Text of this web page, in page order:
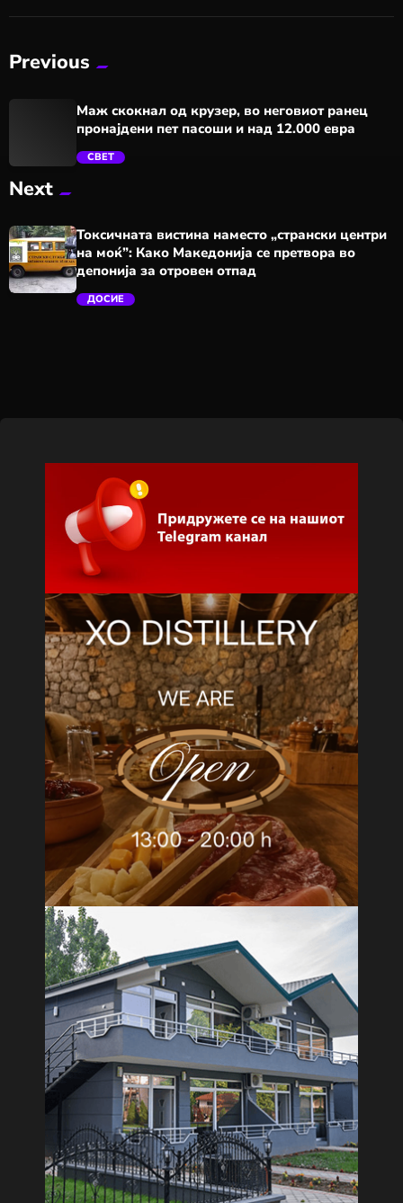
Previous
Маж скокнал од крузер, во неговиот ранец
пронајдени пет пасоши и над 12.000 евра
СВЕТ
Next
Токсичната вистина наместо „странски центри
на моќ”: Како Македонија се претвора во
депонија за отровен отпад
ДОСИЕ